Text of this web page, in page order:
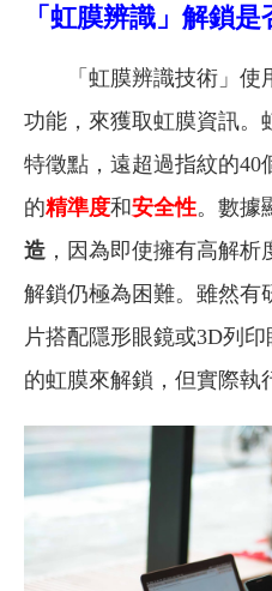
「虹膜辨識」 解鎖是
「虹膜辨識技術」使
功能，來獲取虹膜資訊。
特徵點，遠超過指紋的40
的精準度和安全性。數據
造 ，因為即使擁有高解
解鎖仍極為困難。雖然有
片搭配隱形眼鏡或3D列
的虹膜來解鎖，但實際執